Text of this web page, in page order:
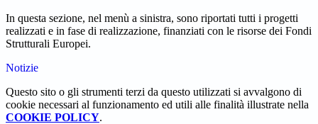
In questa sezione, nel menù a sinistra, sono riportati tutti i progetti
realizzati e in fase di realizzazione, finanziati con le risorse dei Fondi
Strutturali Europei.
Notizie
Questo sito o gli strumenti terzi da questo utilizzati si avvalgono di
cookie necessari al funzionamento ed utili alle finalità illustrate nella
COOKIE POLICY.